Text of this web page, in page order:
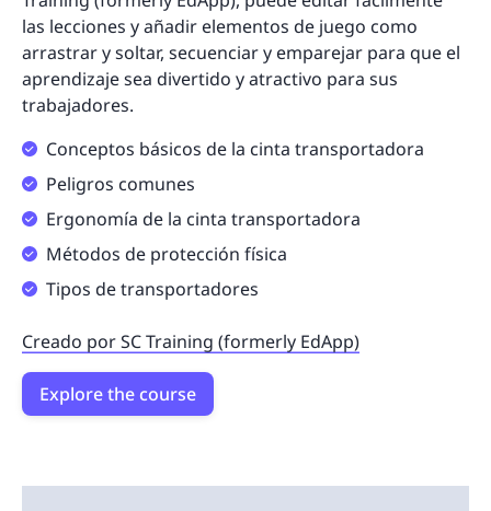
las lecciones y añadir elementos de juego como
arrastrar y soltar, secuenciar y emparejar para que el
aprendizaje sea divertido y atractivo para sus
trabajadores.
Conceptos básicos de la cinta transportadora
Peligros comunes
Ergonomía de la cinta transportadora
Métodos de protección física
Tipos de transportadores
Creado por SC Training (formerly EdApp)
Explore the course